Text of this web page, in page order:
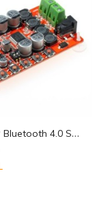
T
DA7492P Bluetooth 4.0 Ses Amfi Modülü